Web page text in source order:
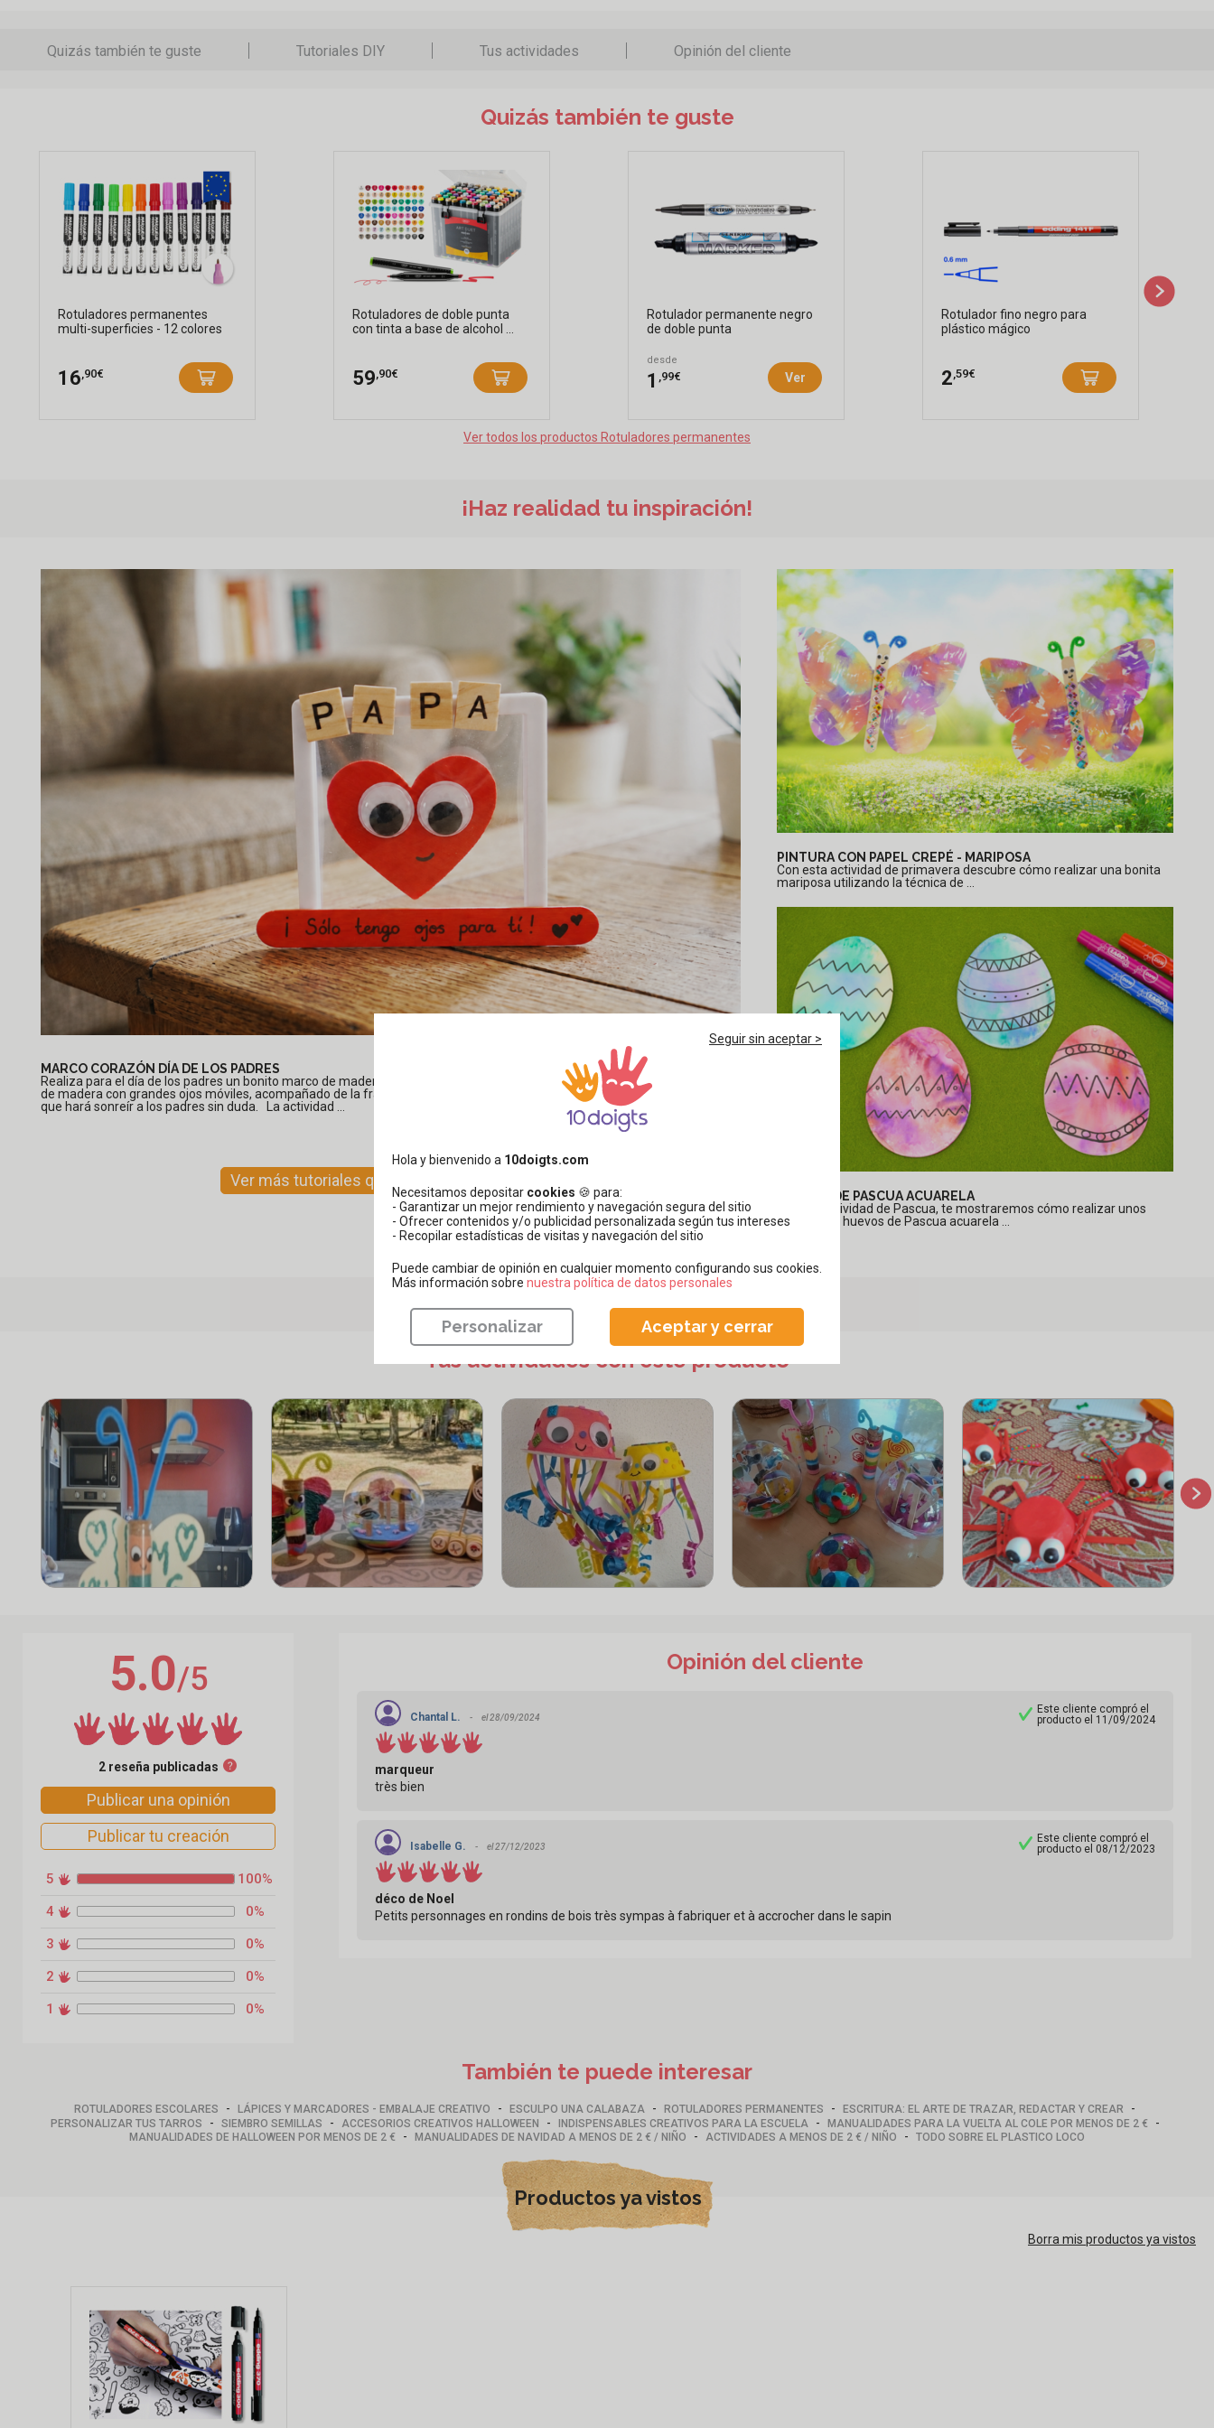
Quizás también te guste Tutoriales DIY Tus actividades Opinión del cliente
Quizás también te guste
Rotuladores permanentes
multi-superficies - 12 colores
16 ,90€
Rotuladores de doble punta
con tinta a base de alcohol ...
59 ,90€
Rotulador permanente negro
de doble punta
desde
1 ,99€ Ver
Rotulador fino negro para
plástico mágico
2 ,59€
Ver todos los productos Rotuladores permanentes
¡Haz realidad tu inspiración!
MARCO CORAZÓN DÍA DE LOS PADRES
Realiza para el día de los padres un bonito marco de madera lleno de ternura y humor. Este tutorialrial presenta un corazón
de madera con grandes ojos móviles, acompañado de la frase « Solo tengo ojos para ti »: un adorable juego de palabras
que hará sonreír a los padres sin duda. La actividad ...
Ver más tutoriales que utilizan este producto
PINTURA CON PAPEL CREPÉ - MARIPOSA
Con esta actividad de primavera descubre cómo realizar una bonita
mariposa utilizando la técnica de ...
HUEVOS DE PASCUA ACUARELA
En esta actividad de Pascua, te mostraremos cómo realizar unos
magníficos huevos de Pascua acuarela ...
Tus actividades con este producto
5.0/5
2 reseña publicadas
Publicar una opinión
Publicar tu creación
5
100%
4
0%
3
0%
2
0%
1
0%
Opinión del cliente
Este cliente compró el
producto el 11/09/2024
Chantal L. el 28/09/2024
marqueur
très bien
Este cliente compró el
producto el 08/12/2023
Isabelle G. el 27/12/2023
déco de Noel
Petits personnages en rondins de bois très sympas à fabriquer et à accrocher dans le sapin
También te puede interesar
ROTULADORES ESCOLARES - LÁPICES Y MARCADORES - EMBALAJE CREATIVO - ESCULPO UNA CALABAZA - ROTULADORES PERMANENTES - ESCRITURA: EL ARTE DE TRAZAR, REDACTAR Y CREAR -
PERSONALIZAR TUS TARROS - SIEMBRO SEMILLAS - ACCESORIOS CREATIVOS HALLOWEEN - INDISPENSABLES CREATIVOS PARA LA ESCUELA - MANUALIDADES PARA LA VUELTA AL COLE POR MENOS DE 2 € -
MANUALIDADES DE HALLOWEEN POR MENOS DE 2 € - MANUALIDADES DE NAVIDAD A MENOS DE 2 € / NIÑO - ACTIVIDADES A MENOS DE 2 € / NIÑO - TODO SOBRE EL PLASTICO LOCO
Borra mis productos ya vistos
Productos ya vistos
Seguir sin aceptar >
Hola y bienvenido a 10doigts.com
Necesitamos depositar cookies 🍪 para:
- Garantizar un mejor rendimiento y navegación segura del sitio
- Ofrecer contenidos y/o publicidad personalizada según tus intereses
- Recopilar estadísticas de visitas y navegación del sitio
Puede cambiar de opinión en cualquier momento configurando sus cookies.
Más información sobre ​​​​​​​nuestra política de datos personales
Personalizar Aceptar y cerrar